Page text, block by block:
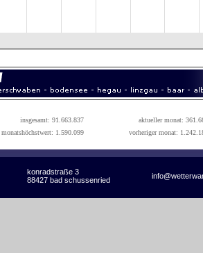
insgesamt: 91.663.837
aktueller monat:
monatshöchstwert: 1.590.099
vorheriger monat:
konradstraße 3
88427 bad schussenried